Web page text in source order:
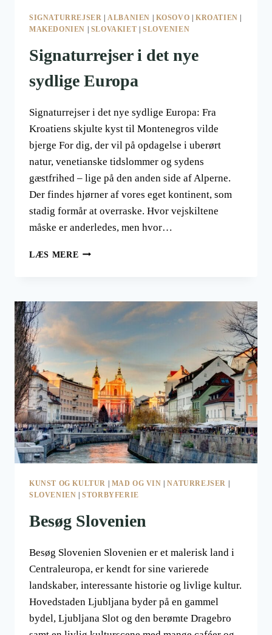
SIGNATURREJSER | ALBANIEN | KOSOVO |KROATIEN |
MAKEDONIEN | SLOVAKIET | SLOVENIEN
Signaturrejser i det nye
sydlige Europa
Signaturrejser i det nye sydlige Europa: Fra
Kroatiens skjulte kyst til Montenegros vilde
bjerge For dig, der vil på opdagelse i uberørt
natur, venetianske tidslommer og sydens
gæstfrihed – lige på den anden side af Alperne.
Der findes hjørner af vores eget kontinent, som
stadig formår at overraske. Hvor vejskiltene
måske er anderledes, men hvor…
LÆS MERE SIGNATURREJSER
SYDLIGE
EUROPA
KUNST OG KULTUR MAD OG VIN |NATURREJSER
SLOVENIEN |STORBYFERIE
Besøg Slovenien
Besøg Slovenien Slovenien er et malerisk land i
Centraleuropa, er kendt for sine varierede
landskaber, interessante historie og livlige kultur.
Hovedstaden Ljubljana byder på en gammel
bydel, Ljubljana Slot og den berømte Dragebro